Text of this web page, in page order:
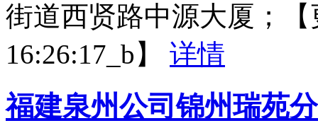
街道西贤路中源大厦；【
16:26:17_b】 详情
福建泉州公司锦州瑞苑